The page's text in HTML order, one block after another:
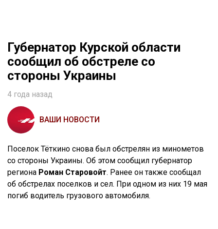
Губернатор Курской области
сообщил об обстреле со
стороны Украины
4 года назад
ВАШИ НОВОСТИ
Поселок Тёткино снова был обстрелян из минометов
со стороны Украины. Об этом сообщил губернатор
региона Роман Старовойт. Ранее он также сообщал
об обстрелах поселков и сел. При одном из них 19 мая
погиб водитель грузового автомобиля.